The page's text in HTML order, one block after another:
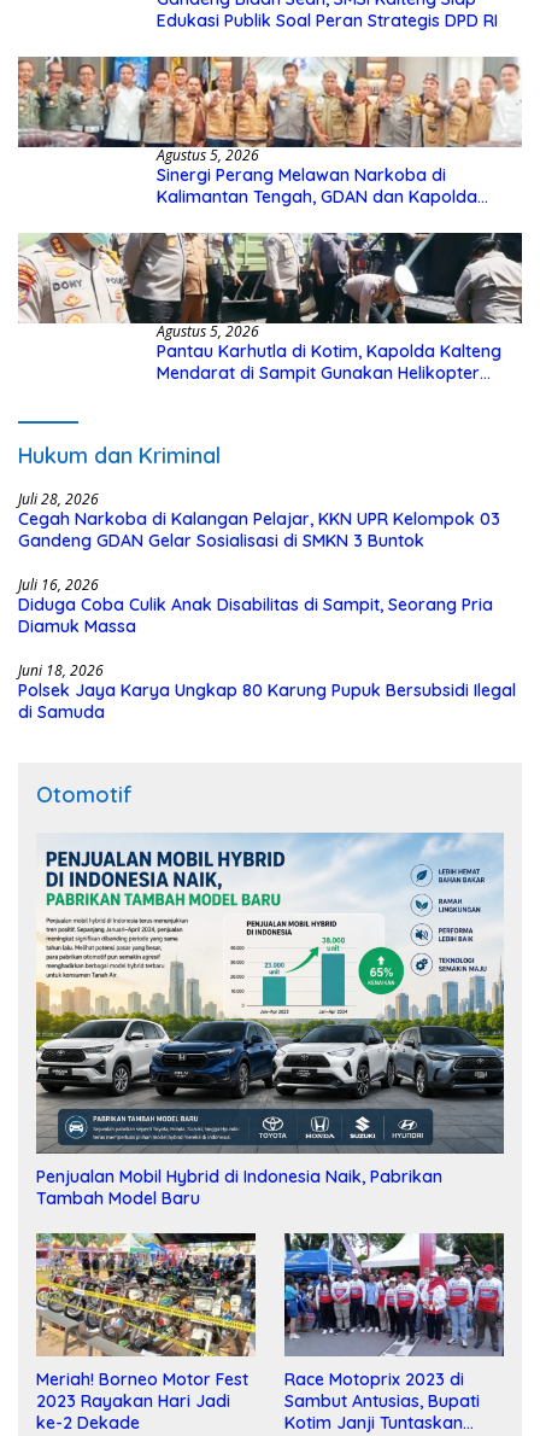
Edukasi Publik Soal Peran Strategis DPD RI
Agustus 5, 2026
Sinergi Perang Melawan Narkoba di
Kalimantan Tengah, GDAN dan Kapolda
Agustus 5, 2026
Pantau Karhutla di Kotim, Kapolda Kalteng
Mendarat di Sampit Gunakan Helikopter
Hukum dan Kriminal
Juli 28, 2026
Cegah Narkoba di Kalangan Pelajar, KKN UPR Kelompok 03
Gandeng GDAN Gelar Sosialisasi di SMKN 3 Buntok
Juli 16, 2026
Diduga Coba Culik Anak Disabilitas di Sampit, Seorang Pria
Diamuk Massa
Juni 18, 2026
Polsek Jaya Karya Ungkap 80 Karung Pupuk Bersubsidi Ilegal
di Samuda
Otomotif
Penjualan Mobil Hybrid di Indonesia Naik, Pabrikan
Tambah Model Baru
Meriah! Borneo Motor Fest
2023 Rayakan Hari Jadi
ke-2 Dekade
Race Motoprix 2023 di
Sambut Antusias, Bupati
Kotim Janji Tuntaskan